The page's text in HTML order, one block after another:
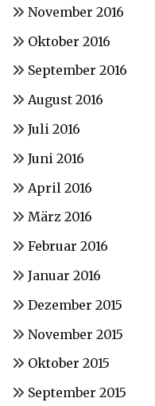
November 2016
Oktober 2016
September 2016
August 2016
Juli 2016
Juni 2016
April 2016
März 2016
Februar 2016
Januar 2016
Dezember 2015
November 2015
Oktober 2015
September 2015